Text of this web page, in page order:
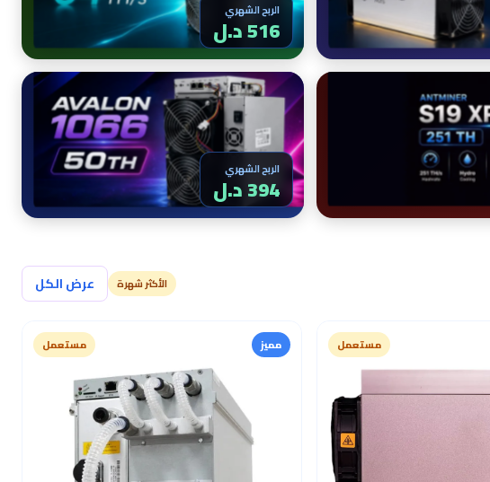
الربح الشهري
516 د.ل
الربح الشهري
394 د.ل
الأكثر شهرة عرض الكل
مستعمل مميز مستعمل